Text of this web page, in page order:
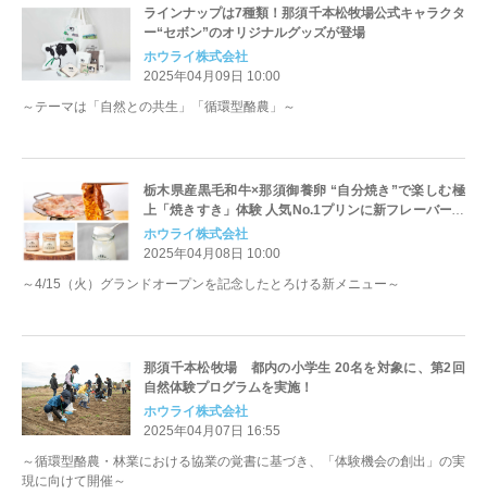
ラインナップは7種類！那須千本松牧場公式キャラクタ
ー“セボン”のオリジナルグッズが登場
ホウライ株式会社
2025年04月09日 10:00
～テーマは「自然との共生」「循環型酪農」～
栃木県産黒毛和牛×那須御養卵 “自分焼き”で楽しむ極
上「焼きすき」体験 人気No.1プリンに新フレーバーが
登場！春の美味しさを那須千本松牧場で
ホウライ株式会社
2025年04月08日 10:00
～4/15（火）グランドオープンを記念したとろける新メニュー～
那須千本松牧場 都内の小学生 20名を対象に、第2回
自然体験プログラムを実施！
ホウライ株式会社
2025年04月07日 16:55
～循環型酪農・林業における協業の覚書に基づき、「体験機会の創出」の実
現に向けて開催～